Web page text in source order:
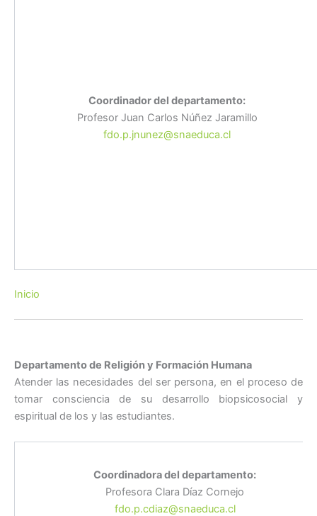
Coordinador del departamento:
Profesor Juan Carlos Núñez Jaramillo
fdo.p.jnunez@snaeduca.cl
Inicio
Departamento de Religión y Formación Humana
Atender las necesidades del ser persona, en el proceso de
tomar consciencia de su desarrollo biopsicosocial y
espiritual de los y las estudiantes.
Coordinadora del departamento:
Profesora Clara Díaz Cornejo
fdo.p.cdiaz@snaeduca.cl